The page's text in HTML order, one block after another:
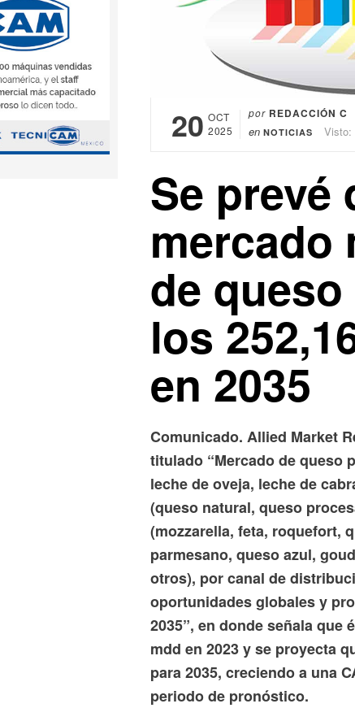
20 OCT
2025
por REDACCIÓN C
en NOTICIAS Visto:
Se prevé
mercado
de
los
en 2035
Comunicado. Allied Market
titulado “Mercado de queso
leche de oveja, leche de
(queso natural, queso
(mozzarella, feta, roquefort,
parmesano, queso azul,
otros), por canal de
oportunidades globales y
2035”, en donde señala que
mdd en 2023 y se proyecta
para 2035, creciendo a una
periodo de pronóstico.